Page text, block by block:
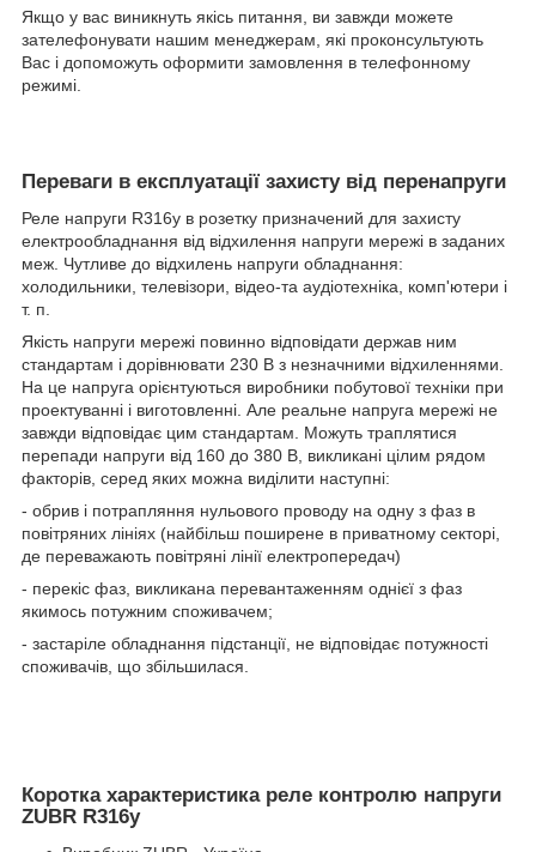
Якщо у вас виникнуть якісь питання, ви завжди можете
зателефонувати нашим менеджерам, які проконсультують
Вас і допоможуть оформити замовлення в телефонному
режимі.
Переваги в експлуатації захисту від перенапруги
Реле напруги R316y в розетку призначений для захисту
електрообладнання від відхилення напруги мережі в заданих
меж. Чутливе до відхилень напруги обладнання:
холодильники, телевізори, відео-та аудіотехніка, комп'ютери і
т. п.
Якість напруги мережі повинно відповідати держав ним
стандартам і дорівнювати 230 В з незначними відхиленнями.
На це напруга орієнтуються виробники побутової техніки при
проектуванні і виготовленні. Але реальне напруга мережі не
завжди відповідає цим стандартам. Можуть траплятися
перепади напруги від 160 до 380 В, викликані цілим рядом
факторів, серед яких можна виділити наступні:
- обрив і потрапляння нульового проводу на одну з фаз в
повітряних лініях (найбільш поширене в приватному секторі,
де переважають повітряні лінії електропередач)
- перекіс фаз, викликана перевантаженням однієї з фаз
якимось потужним споживачем;
- застаріле обладнання підстанції, не відповідає потужності
споживачів, що збільшилася.
Коротка характеристика реле контролю напруги
ZUBR R316y